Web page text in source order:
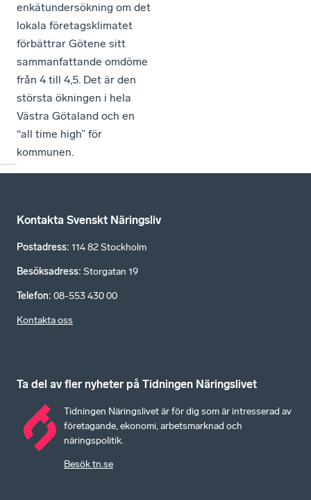
enkätundersökning om det
lokala företagsklimatet
förbättrar Götene sitt
sammanfattande omdöme
från 4 till 4,5. Det är den
största ökningen i hela
Västra Götaland och en
“all time high” för
kommunen.
Kontakta Svenskt Näringsliv
Postadress: 114 82 Stockholm
Besöksadress: Storgatan 19
Telefon: 08-553 430 00
Kontakta oss
Ta del av fler nyheter på Tidningen Näringslivet
Tidningen Näringslivet är för dig som är intresserad av
företagande, ekonomi, arbetsmarknad och
näringspolitik.
Besök tn.se